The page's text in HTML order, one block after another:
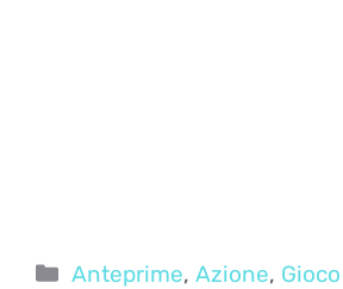
Categorie
Anteprime,Azione,